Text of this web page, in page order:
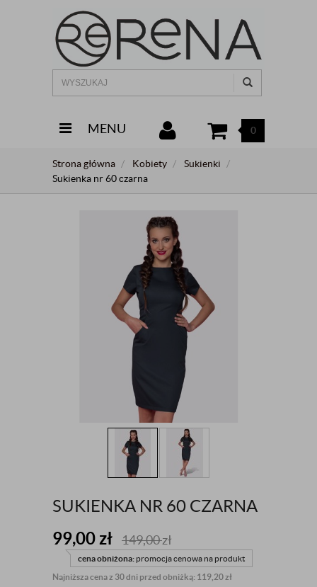
MENU 0
Strona główna Kobiety
Sukienki
Sukienka nr 60 czarna
SUKIENKA NR 60 CZARNA
99,00zł 149,00zł
cena obniżona: promocja cenowa na produkt
Najniższa cena z 30 dni przed obniżką: 119,20 zł